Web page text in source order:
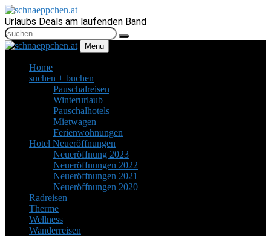
Urlaubs Deals am laufenden Band
Menu
Home
suchen + buchen
Pauschalreisen
Winterurlaub
Pauschalhotels
Mietwagen
Ferienwohnungen
Hotel Neueröffnungen
Neueröffnung 2023
Neueröffnungen 2022
Neueröffnungen 2021
Neueröffnungen 2020
Radreisen
Therme
Wellness
Wanderreisen